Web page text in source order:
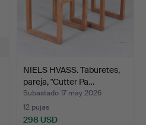
NIELS HVASS. Taburetes,
pareja, "Cutter Pa…
Subastado 17 may 2026
12 pujas
298 USD